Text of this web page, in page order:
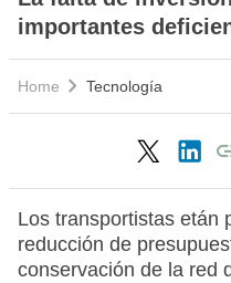
importantes
Home Tecnología
Los transportistas etán
reducción de
conservación de la red